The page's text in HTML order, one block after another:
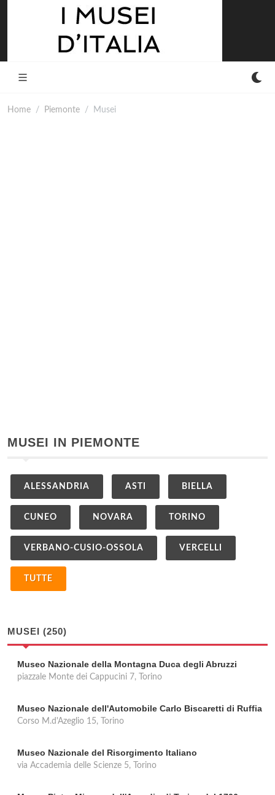
Home Piemonte Musei
MUSEI IN PIEMONTE
ALESSANDRIA ASTI BIELLA
CUNEO NOVARA TORINO
VERBANO-CUSIO-OSSOLA VERCELLI
TUTTE
MUSEI (250)
Museo Nazionale della Montagna Duca degli Abruzzi
piazzale Monte dei Cappucini 7, Torino
Museo Nazionale dell'Automobile Carlo Biscaretti di Ruffia
Corso M.d'Azeglio 15, Torino
Museo Nazionale del Risorgimento Italiano
via Accademia delle Scienze 5, Torino